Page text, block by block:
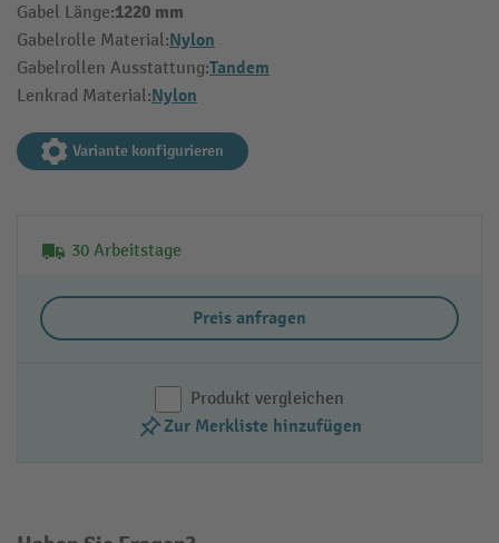
Gabel Länge:1220 mm
Gabelrolle Material:Nylon
Gabelrollen Ausstattung:Tandem
Lenkrad Material:Nylon
Variante konfigurieren
30 Arbeitstage
Preis anfragen
Produkt vergleichen
Zur Merkliste hinzufügen